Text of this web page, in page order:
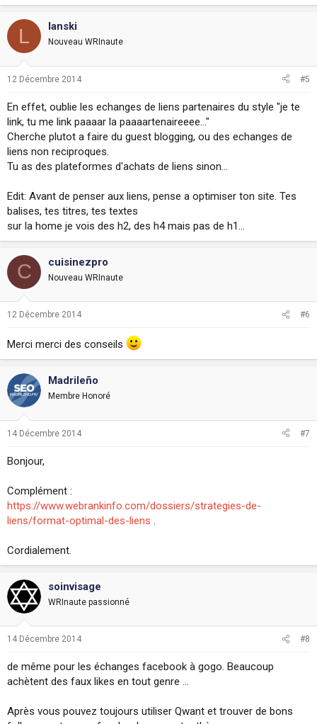
L lanski
Nouveau WRInaute
12 Décembre 2014 #5
En effet, oublie les echanges de liens partenaires du style "je te
link, tu me link paaaar la paaaartenaireeee..."
Cherche plutot a faire du guest blogging, ou des echanges de
liens non reciproques.
Tu as des plateformes d'achats de liens sinon...
Edit: Avant de penser aux liens, pense a optimiser ton site. Tes
balises, tes titres, tes textes
sur la home je vois des h2, des h4 mais pas de h1...
C cuisinezpro
Nouveau WRInaute
12 Décembre 2014 #6
Merci merci des conseils
Madrileño
Membre Honoré
14 Décembre 2014 #7
Bonjour,
Complément :
https://www.webrankinfo.com/dossiers/strategies-de-
liens/format-optimal-des-liens
Cordialement.
soinvisage
WRInaute passionné
14 Décembre 2014 #8
de même pour les échanges facebook à gogo. Beaucoup
achètent des faux likes en tout genre ...
Après vous pouvez toujours utiliser Qwant et trouver de bons